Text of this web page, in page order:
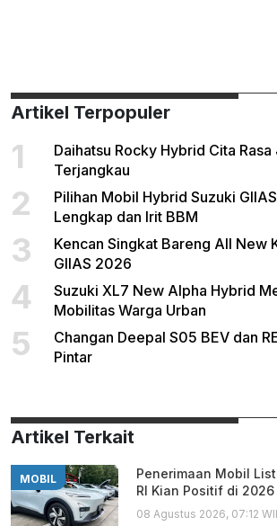
Artikel Terpopuler
1
Daihatsu Rocky Hybrid Cita
Terjangkau
2
Pilihan Mobil Hybrid Suzuki
Lengkap dan Irit BBM
3
Kencan Singkat Bareng All New
GIIAS 2026
4
Suzuki XL7 New Alpha Hybrid
Mobilitas Warga Urban
5
Changan Deepal S05 BEV dan
Pintar
Artikel Terkait
MOBIL
Penerimaan Mobil
RI Kian Positif di 2026
08 Agustus 2026, 07:12